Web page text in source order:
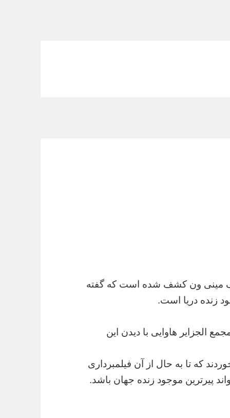
یک مینی ون کشف شده است که گفته
زنده دریا است.
الجزایر هاوایی با دیدن این
که تا به حال از آن فیلمبرداری
پیرترین موجود زنده جهان باشد.